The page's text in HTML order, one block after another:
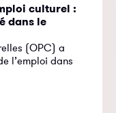
culturel :
dans le
(OPC) a
l’emploi dans